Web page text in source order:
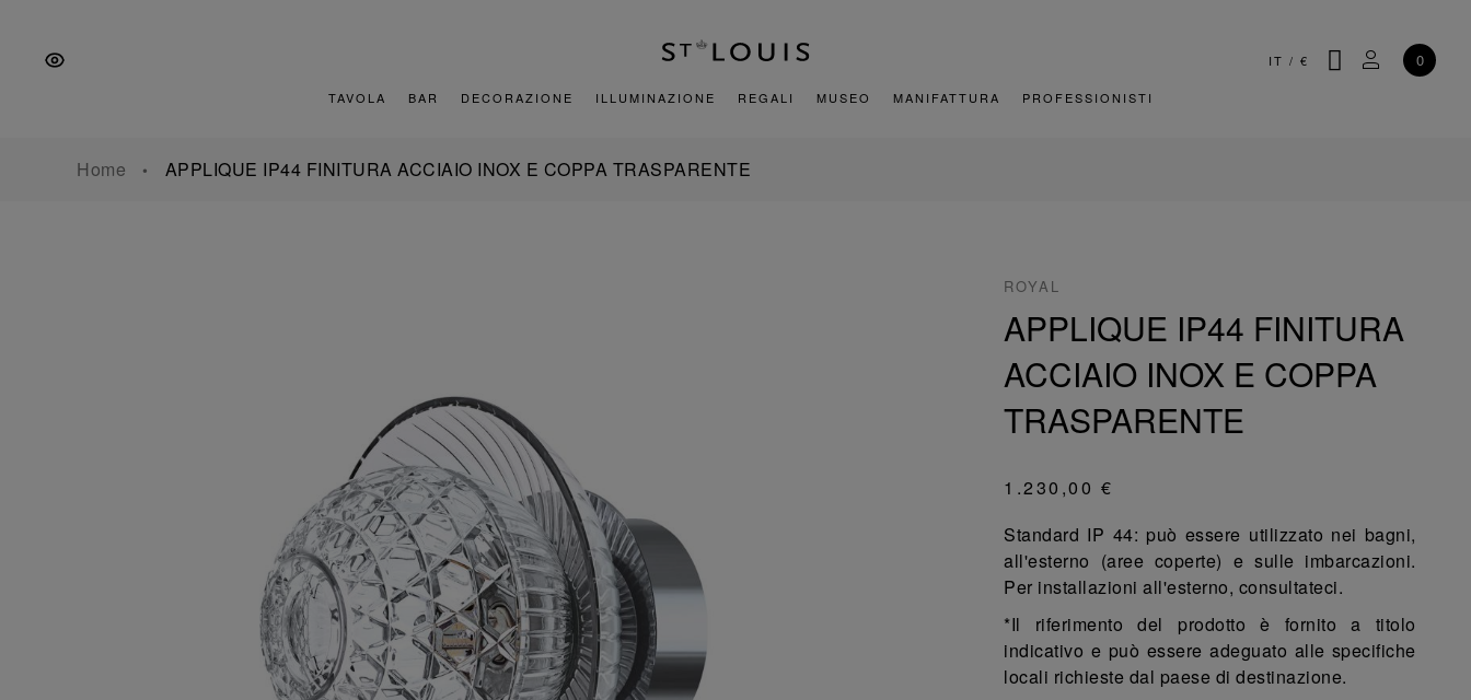
navigazione
contenuto
IT / € CERCAIL MIO
0
TAVOLA BAR DECORAZIONE ILLUMINAZIONE REGALI MUSEO MANIFATTURA PROFESSIONISTI
Home APPLIQUE IP44 FINITURA ACCIAIO INOX E COPPA TRASPARENTE
ROYAL
APPLIQUE IP44 FINITURA
ACCIAIO INOX E COPPA
TRASPARENTE
1.230,00 €
Standard IP 44: può essere utilizzato nei bagni,
all'esterno (aree coperte) e sulle imbarcazioni.
Per installazioni all'esterno, consultateci.
*Il riferimento del prodotto è fornito a titolo
indicativo e può essere adeguato alle specifiche
locali richieste dal paese di destinazione.